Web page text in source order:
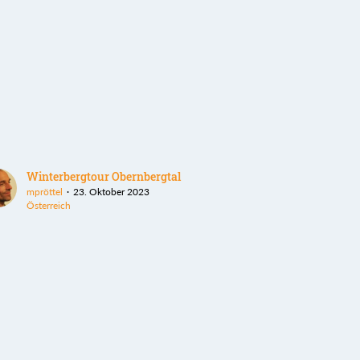
Winterbergtour Obernbergtal
mpröttel
23. Oktober 2023
Österreich